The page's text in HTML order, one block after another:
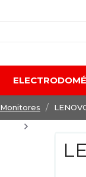
Monitores